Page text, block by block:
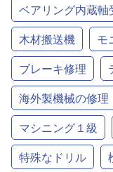
ベアリング内蔵軸
木材搬送機
モ
ブレーキ修理
海外製機械の修理
マシニング１級
特殊なドリル